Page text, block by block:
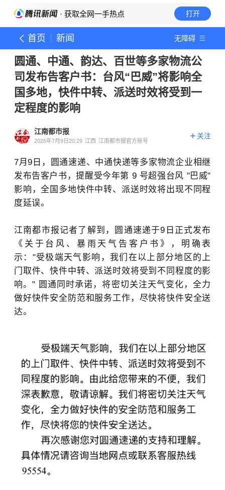
· 获取全网一手热点 打开
首页 新闻 无障碍
圆通、中通、韵达、百世等多家物流公
司发布告客户书：台风“巴威”将影响全
国多地，快件中转、派送时效将受到一
定程度的影响
江南都市报
2026年7月9日20:29 江西 江南都市报官方账号
关注
7月9日，圆通速递、中通快递等多家物流企业相继
发布告客户书，提醒受今年第 9 号超强台风 "巴威"
影响，全国多地快件中转、派送时效将出现不同程
度延误。
江南都市报记者了解到，圆通速递于9日正式发布
《关于台风、暴雨天气告客户书》，明确表
示："受极端天气影响，我们在以上部分地区的上
门取件、快件中转、派送时效将受到不同程度的影
响。" 圆通同时承诺，将密切关注天气变化，全力
做好快件安全防范和服务工作，尽快将快件安全送
达。